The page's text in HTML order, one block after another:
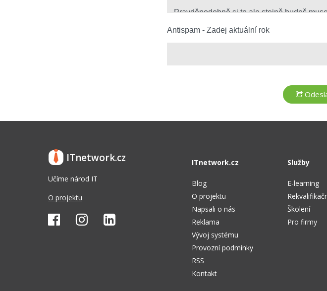
Antispam - Zadej aktuální rok
ITnetwork.cz
Učíme národ IT
O projektu
ITnetwork.cz
Blog
O projektu
Napsali o nás
Reklama
Vývoj systému
Provozní podmínky
RSS
Kontakt
Služby
E-learning
Školení
Pro firmy